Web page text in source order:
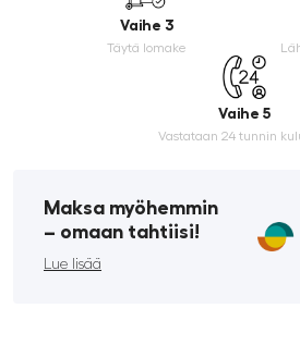
Vaihe 3
Täytä lomake
Vaihe 5
Vastataan 24 tunnin
Maksa myöhemmin
­– omaan tahtiisi!
Lue lisää